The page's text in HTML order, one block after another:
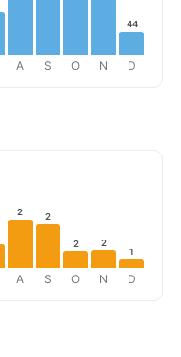
A S O N
44
D
2
A
2
S
2
O
2
N
1
D